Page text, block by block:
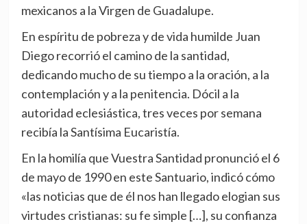
mexicanos a la Virgen de Guadalupe.
En espíritu de pobreza y de vida humilde Juan
Diego recorrió el camino de la santidad,
dedicando mucho de su tiempo a la oración, a la
contemplación y a la penitencia. Dócil a la
autoridad eclesiástica, tres veces por semana
recibía la Santísima Eucaristía.
En la homilía que Vuestra Santidad pronunció el 6
de mayo de 1990 en este Santuario, indicó cómo
«las noticias que de él nos han llegado elogian sus
virtudes cristianas: su fe simple […], su confianza